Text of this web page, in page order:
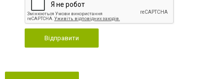
Відправити